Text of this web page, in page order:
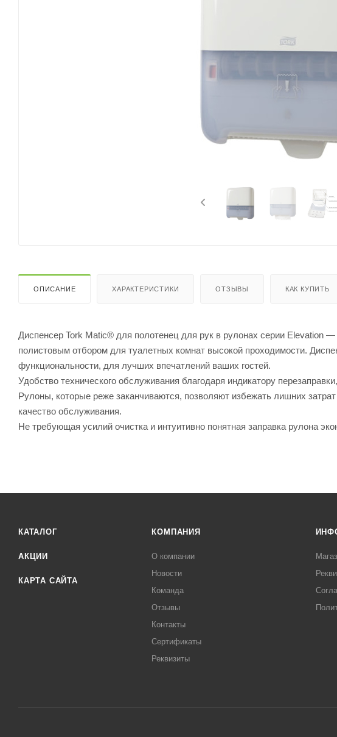
ОПИСАНИЕ ХАРАКТЕРИСТИКИ ОТЗЫВЫ КАК КУПИТЬ
Диспенсер Tork Matic® для полотенец для рук в рулонах серии Elevation
полистовым отбором для туалетных комнат высокой проходимости.
функциональности, для лучших впечатлений ваших гостей.
Удобство технического обслуживания благодаря индикатору
Рулоны, которые реже заканчиваются, позволяют избежать лишних
качество обслуживания.
Не требующая усилий очистка и интуитивно понятная заправка рулона
КАТАЛОГ
АКЦИИ
КАРТА САЙТА
КОМПАНИЯ
О компании
Новости
Команда
Отзывы
Контакты
Сертификаты
Реквизиты